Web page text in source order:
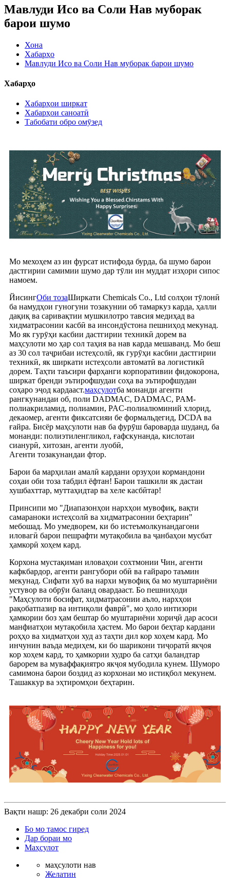
Мавлуди Исо ва Соли Нав муборак
барои шумо
Хона
Хабарҳо
Мавлуди Исо ва Соли Нав муборак барои шумо
Хабарҳо
Хабарҳои ширкат
Хабарҳои саноатӣ
Табобати обро омӯзед
Мо мехоҳем аз ин фурсат истифода бурда, ба шумо барои
дастгирии самимии шумо дар тӯли ин муддат изҳори сипос
намоем.
ЙисингОби тозаШиркати Chemicals Co., Ltd солҳои тӯлонӣ
ба намудҳои гуногуни тозакунии об тамаркуз карда, ҳалли
дақиқ ва саривақтии мушкилотро тавсия медиҳад ва
хидматрасонии касбӣ ва инсондӯстона пешниҳод мекунад.
Мо як гурӯҳи касбии дастгирии техникӣ дорем ва
маҳсулоти мо ҳар сол таҳия ва нав карда мешаванд. Мо беш
аз 30 сол таҷрибаи истеҳсолӣ, як гурӯҳи касбии дастгирии
техникӣ, як ширкати истеҳсоли автоматӣ ва логистикӣ
дорем. Таҳти таъсири фарҳанги корпоративии фидокорона,
ширкат бренди эътирофшудаи соҳа ва эътирофшудаи
соҳаро эҷод кардааст.маҳсулотба монанди агенти
рангкунандаи об, поли DADMAC, DADMAC, PAM-
полиакриламид, полиамин, PAC-полиалюминий хлорид,
декаомер, агенти фиксатсияи бе формальдегид, DCDA ва
ғайра. Бисёр маҳсулоти нав ба фурӯш бароварда шуданд, ба
монанди: полиэтиленгликол, ғафскунанда, кислотаи
сианурӣ, хитозан, агенти луобӣ,
Агенти тозакунандаи фтор.
Барои ба марҳилаи амалӣ кардани орзуҳои кормандони
соҳаи оби тоза табдил ёфтан! Барои ташкили як дастаи
хушбахттар, муттаҳидтар ва хеле касбӣтар!
Принсипи мо "Диапазонҳои нархҳои мувофиқ, вақти
самараноки истеҳсолӣ ва хидматрасонии беҳтарин"
мебошад. Мо умедворем, ки бо истеъмолкунандагони
иловагӣ барои пешрафти мутақобила ва ҷанбаҳои мусбат
ҳамкорӣ хоҳем кард.
Корхона мустақиман иловаҳои сохтмонии Чин, агенти
кафкбардор, агенти рангубори обӣ ва ғайраро таъмин
мекунад. Сифати хуб ва нархи мувофиқ ба мо муштариёни
устувор ва обрӯи баланд овардааст. Бо пешниҳоди
"Маҳсулоти босифат, хидматрасонии аъло, нархҳои
рақобатпазир ва интиқоли фаврӣ", мо ҳоло интизори
ҳамкории боз ҳам бештар бо муштариёни хориҷӣ дар асоси
манфиатҳои мутақобила ҳастем. Мо барои беҳтар кардани
роҳҳо ва хидматҳои худ аз таҳти дил кор хоҳем кард. Мо
инчунин ваъда медиҳем, ки бо шарикони тиҷоратӣ якҷоя
кор хоҳем кард, то ҳамкории худро ба сатҳи баландтар
барорем ва муваффақиятро якҷоя мубодила кунем. Шуморо
самимона барои боздид аз корхонаи мо истиқбол мекунем.
Ташаккур ва эҳтиромҳои беҳтарин.
Вақти нашр: 26 декабри соли 2024
Бо мо тамос гиред
Дар бораи мо
Маҳсулот
маҳсулоти нав
Желатин